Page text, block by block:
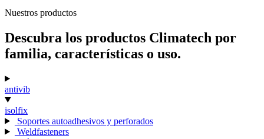
Noticias
ES
Nuestros productos
Descubra los productos Climatech por
familia, características o uso.
antivib
isolfix
Soportes autoadhesivos y perforados
Weldfasteners